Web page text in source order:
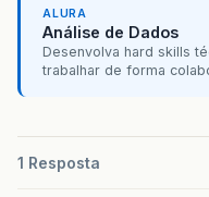
ALURA
Análise de Dados
Desenvolva hard skills
trabalhar de forma
1 Resposta